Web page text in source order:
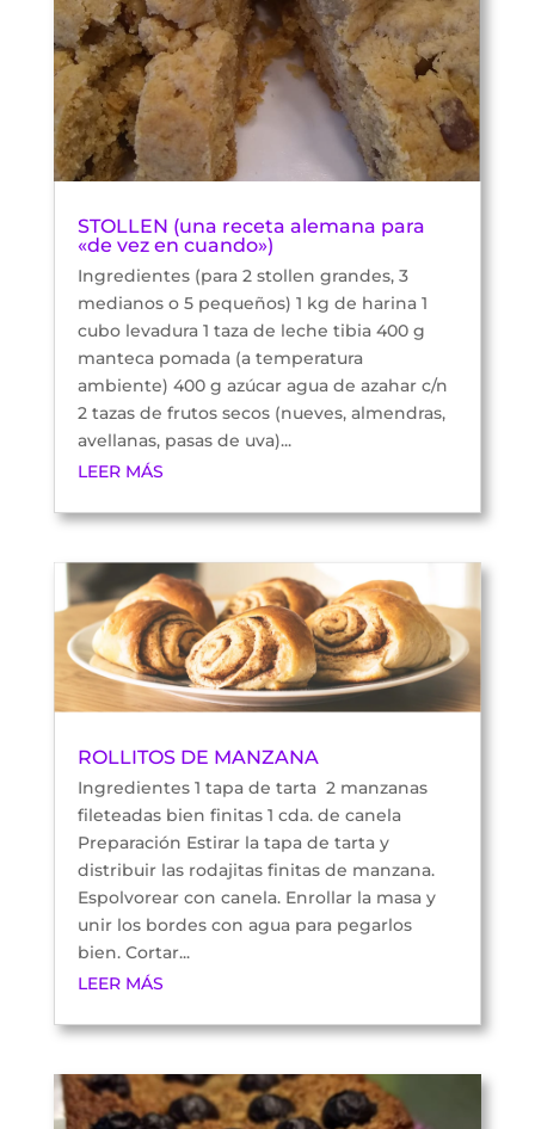
STOLLEN (una receta alemana para
«de vez en cuando»)
Ingredientes (para 2 stollen grandes, 3
medianos o 5 pequeños) 1 kg de harina 1
cubo levadura 1 taza de leche tibia 400 g
manteca pomada (a temperatura
ambiente) 400 g azúcar agua de azahar c/n
2 tazas de frutos secos (nueves, almendras,
avellanas, pasas de uva)...
LEER MÁS
ROLLITOS DE MANZANA
Ingredientes 1 tapa de tarta 2 manzanas
fileteadas bien finitas 1 cda. de canela
Preparación Estirar la tapa de tarta y
distribuir las rodajitas finitas de manzana.
Espolvorear con canela. Enrollar la masa y
unir los bordes con agua para pegarlos
bien. Cortar...
LEER MÁS